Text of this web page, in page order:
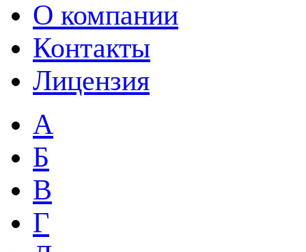
О компании
Контакты
Лицензия
А
Б
В
Г